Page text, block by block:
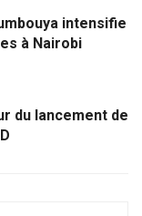
intensifie
à Nairobi
du lancement de